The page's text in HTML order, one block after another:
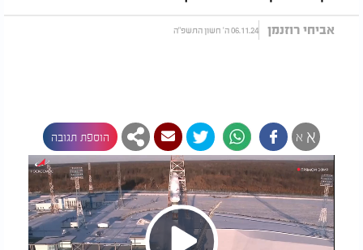
אביחי רוזנמן 06.11.24 ה' חשון התשפ"ה
א א הוספת תגובה